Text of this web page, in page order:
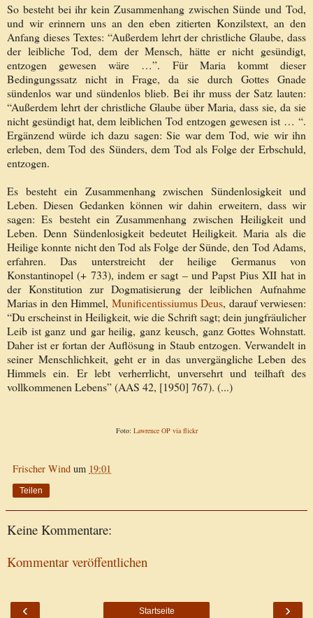
So besteht bei ihr kein Zusammenhang zwischen Sünde und Tod,
und wir erinnern uns an den eben zitierten Konzilstext, an den
Anfang dieses Textes: “Außerdem lehrt der christliche Glaube, dass
der leibliche Tod, dem der Mensch, hätte er nicht gesündigt,
entzogen gewesen wäre …”. Für Maria kommt dieser
Bedingungssatz nicht in Frage, da sie durch Gottes Gnade
sündenlos war und sündenlos blieb. Bei ihr muss der Satz lauten:
“Außerdem lehrt der christliche Glaube über Maria, dass sie, da sie
nicht gesündigt hat, dem leiblichen Tod entzogen gewesen ist … “.
Ergänzend würde ich dazu sagen: Sie war dem Tod, wie wir ihn
erleben, dem Tod des Sünders, dem Tod als Folge der Erbschuld,
entzogen.
Es besteht ein Zusammenhang zwischen Sündenlosigkeit und
Leben. Diesen Gedanken können wir dahin erweitern, dass wir
sagen: Es besteht ein Zusammenhang zwischen Heiligkeit und
Leben. Denn Sündenlosigkeit bedeutet Heiligkeit. Maria als die
Heilige konnte nicht den Tod als Folge der Sünde, den Tod Adams,
erfahren. Das unterstreicht der heilige Germanus von
Konstantinopel (+ 733), indem er sagt – und Papst Pius XII hat in
der Konstitution zur Dogmatisierung der leiblichen Aufnahme
Marias in den Himmel, Munificentissiumus Deus, darauf verwiesen:
“Du erscheinst in Heiligkeit, wie die Schrift sagt; dein jungfräulicher
Leib ist ganz und gar heilig, ganz keusch, ganz Gottes Wohnstatt.
Daher ist er fortan der Auflösung in Staub entzogen. Verwandelt in
seiner Menschlichkeit, geht er in das unvergängliche Leben des
Himmels ein. Er lebt verherrlicht, unversehrt und teilhaft des
vollkommenen Lebens” (AAS 42, [1950] 767). (...)
Foto: Lawrence OP via flickr
Frischer Wind um 19:01
Teilen
Keine Kommentare:
Kommentar veröffentlichen
‹ ›
Startseite